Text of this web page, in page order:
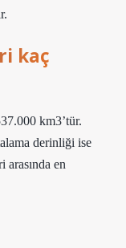
kaç
km3’tür.
derinliği ise
en